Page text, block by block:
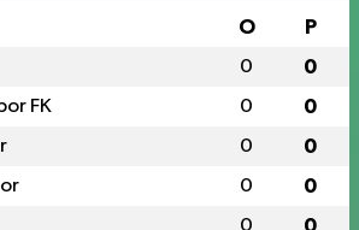
O P
0 0
FK 0 0
0 0
0 0
0 0